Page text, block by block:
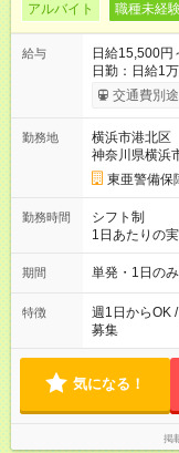
アルバイト 職種未経
給与
日給15,500円
日勤：日給1
祝手当4000
┗規定あり ／ 経験や年齢を問わず、 頑張った方全員に支給され
日給は全額支給！ ■月22日以上勤務すると… 日給
日払い・週払
(CRIA)』で 最
ます♪ ※稼働分・規定あり ■法定
かり【3万円
給 ┗昼食代も
交通費別
勤務地
横浜市港北区
神奈川県横浜
東亜警備保
勤務時間
シフト制
1日あたりの
勤】20:00～翌5:00 ・【日勤のみ】【夜勤の
の都合に合わ
ライベートの
期間 単発・1日の
特徴
週1日からOK
募集
気になる！
掲